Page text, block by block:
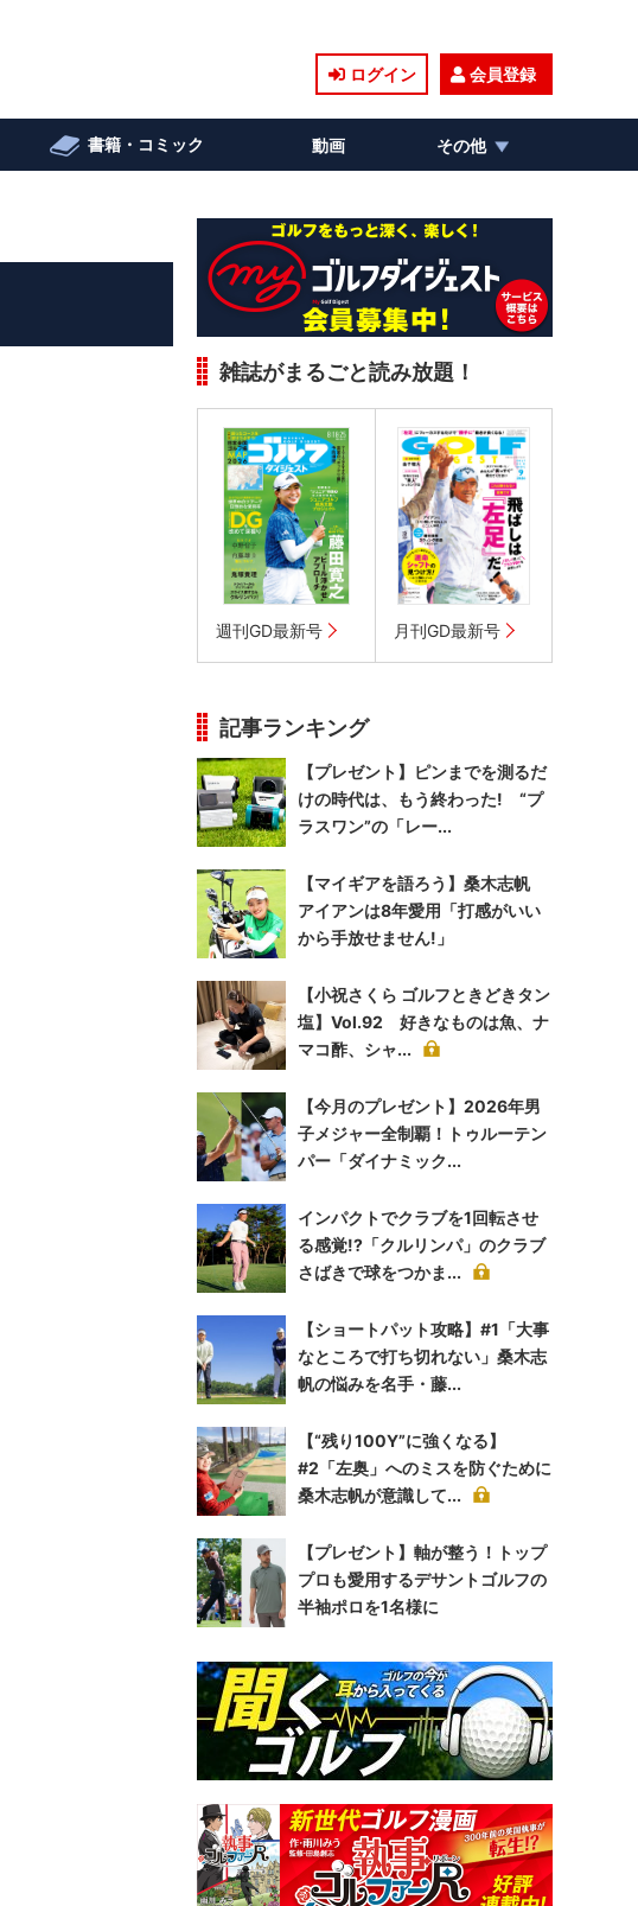
ログイン 会員登録
書籍・コミック 動画 その他
雑誌がまるごと読み放題！
週刊GD最新号 月刊GD最新号
記事ランキング
【プレゼント】ピンまでを測るだ
けの時代は、もう終わった! “プ
ラスワン”の「レー...
【マイギアを語ろう】桑木志帆
アイアンは8年愛用「打感がいい
から手放せません!」
【小祝さくら ゴルフときどきタン
塩】Vol.92 好きなものは魚、ナ
マコ酢、シャ...
【今月のプレゼント】2026年男
子メジャー全制覇！トゥルーテン
パー「ダイナミック...
インパクトでクラブを1回転させ
る感覚!?「クルリンパ」のクラブ
さばきで球をつかま...
【ショートパット攻略】#1「大事
なところで打ち切れない」桑木志
帆の悩みを名手・藤...
【“残り100Y”に強くなる】
#2「左奥」へのミスを防ぐために
桑木志帆が意識して...
【プレゼント】軸が整う！トップ
プロも愛用するデサントゴルフの
半袖ポロを1名様に